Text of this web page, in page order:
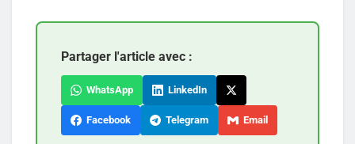
Partager l'article avec :
WhatsApp LinkedIn
Facebook Telegram Email